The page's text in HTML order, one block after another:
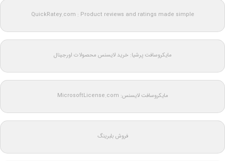
QuickRatey.com : Product reviews and ratings made simple
مایکروسافت پرشیا: خرید لایسنس محصولات اورجینال
مایکروسافت لایسنس: MicrosoftLicense.com
فروش بلبرینگ